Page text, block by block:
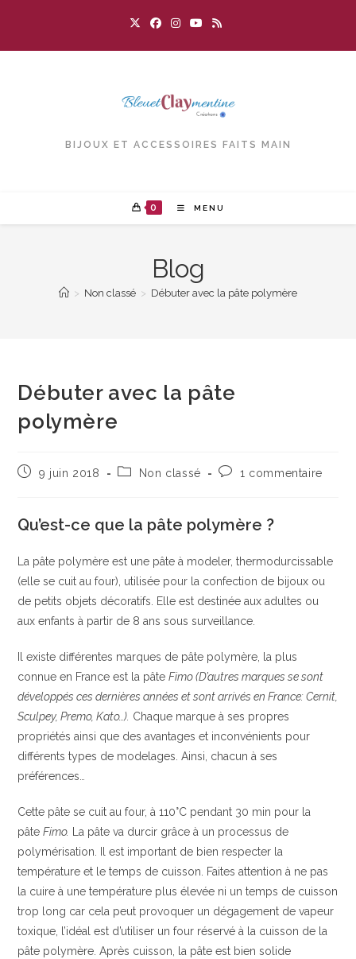
content
BIJOUX ET ACCESSOIRES FAITS MAIN
0 MENU
Blog
> Non classé > Débuter avec la pâte polymère
Débuter avec la pâte
polymère
Publication
9 juin 2018
PostNon classé
Commentaires
publication :
1 commentaire
Qu’est-ce que la pâte polymère ?
La pâte polymère est une pâte à modeler, thermodurcissable
(elle se cuit au four), utilisée pour la confection de bijoux ou
de petits objets décoratifs. Elle est destinée aux adultes ou
aux enfants à partir de 8 ans sous surveillance.
Il existe différentes marques de pâte polymère, la plus
connue en France est la pâteFimo (D’autres marques se sont
développés ces dernières années et sont arrivés en France: Cernit,
Sculpey, Premo, Kato…). Chaque marque à ses propres
propriétés ainsi que des avantages et inconvénients pour
différents types de modelages. Ainsi, chacun à ses
préférences…
Cette pâte se cuit au four, à 110°C pendant 30 min pour la
pâteFimo.
La pâte va durcir grâce à un processus de
polymérisation. Il est important de bien respecter la
température et le temps de cuisson. Faites attention à ne pas
la cuire à une température plus élevée ni un temps de cuisson
trop long car cela peut provoquer un dégagement de vapeur
toxique, l’idéal est d’utiliser un four réservé à la cuisson de la
pâte polymère. Après cuisson, la pâte est bien solide